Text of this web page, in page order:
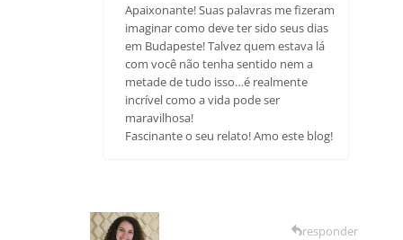
Apaixonante! Suas palavras me fizeram
imaginar como deve ter sido seus dias
em Budapeste! Talvez quem estava lá
com você não tenha sentido nem a
metade de tudo isso…é realmente
incrível como a vida pode ser
maravilhosa!
Fascinante o seu relato! Amo este blog!
responder